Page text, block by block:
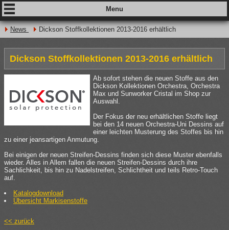
News Dickson Stoffkollektionen 2013-2016 erhältlich
Dickson Stoffkollektionen 2013-2016 erhältlich
Ab sofort stehen die neuen Stoffe aus den
Dickson Kollektionen Orchestra, Orchestra
Max und Sunworker Cristal im Shop zur
Auswahl.
Der Fokus der neu erhältlichen Stoffe liegt
bei den 14 neuen Orchestra-Uni Dessins auf
einer leichten Musterung des Stoffes bis hin
zu einer jeansartigen Anmutung.
Bei einigen der neuen Streifen-Dessins finden sich diese Muster ebenfalls
wieder. Alles in Allem fallen die neuen Streifen-Dessins durch ihre
Sachlichkeit, bis hin zu Nadelstreifen, Schlichtheit und teils Retro-Touch
auf.
Katalogdownload
Übersicht Markisenstoffe
<< zurück